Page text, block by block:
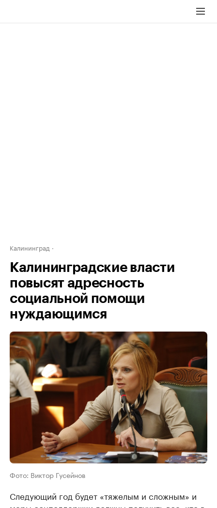
Калининград
Калининградские власти
повысят адресность
социальной помощи
нуждающимся
Фото: Виктор Гусейнов
Следующий год будет «тяжелым и сложным» и